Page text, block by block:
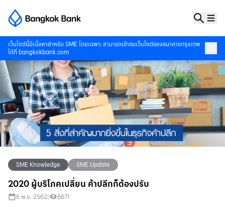
เว็บไซต์นี้มีเนื้อหาสำหรับ SME โดยเฉพาะ สามารถเข้าชมเว็บไซต์ของธนาคารกรุงเทพ
ได้ที่ bangkokbank.com
SME Knowledge SME Update
2020 ผู้บริโภคเปลี่ยน ค้าปลีกก็ต้องปรับ
6 พ.ย. 2562 6671